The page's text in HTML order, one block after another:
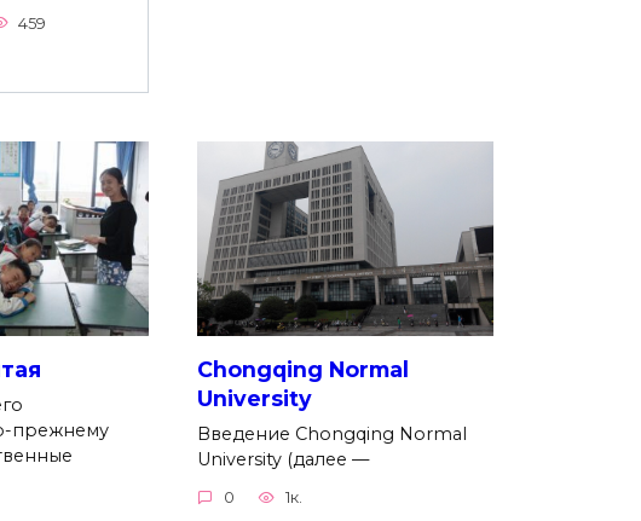
459
прежнему
Chongqing Normal
University
Введение Chongqing Normal
University (далее —
0 1к.